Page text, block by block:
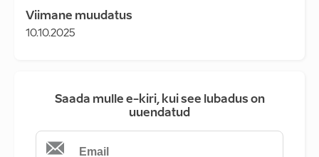
Viimane muudatus
10.10.2025
Saada mulle e-kiri, kui see lubadus on
uuendatud